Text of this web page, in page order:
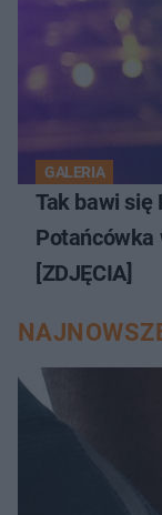
GALERIA
Tak bawi się
Potańcówka
[ZDJĘCIA]